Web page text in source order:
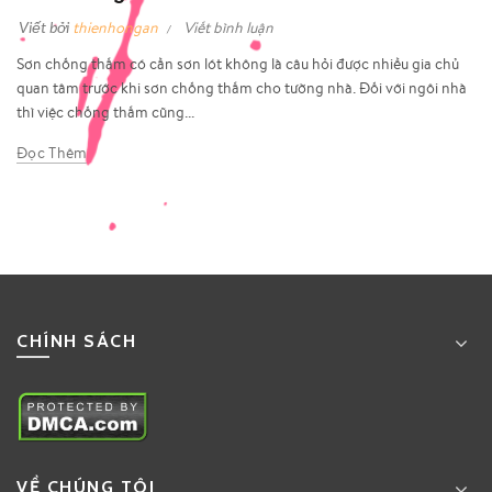
Viết bởi thienhongan
Viết bình luận
Sơn chống thấm có cần sơn lót không là câu hỏi được nhiều gia chủ
quan tâm trước khi sơn chống thấm cho tường nhà. Đối với ngôi nhà
thì việc chống thấm cũng...
Đọc Thêm
CHÍNH SÁCH
VỀ CHÚNG TÔI